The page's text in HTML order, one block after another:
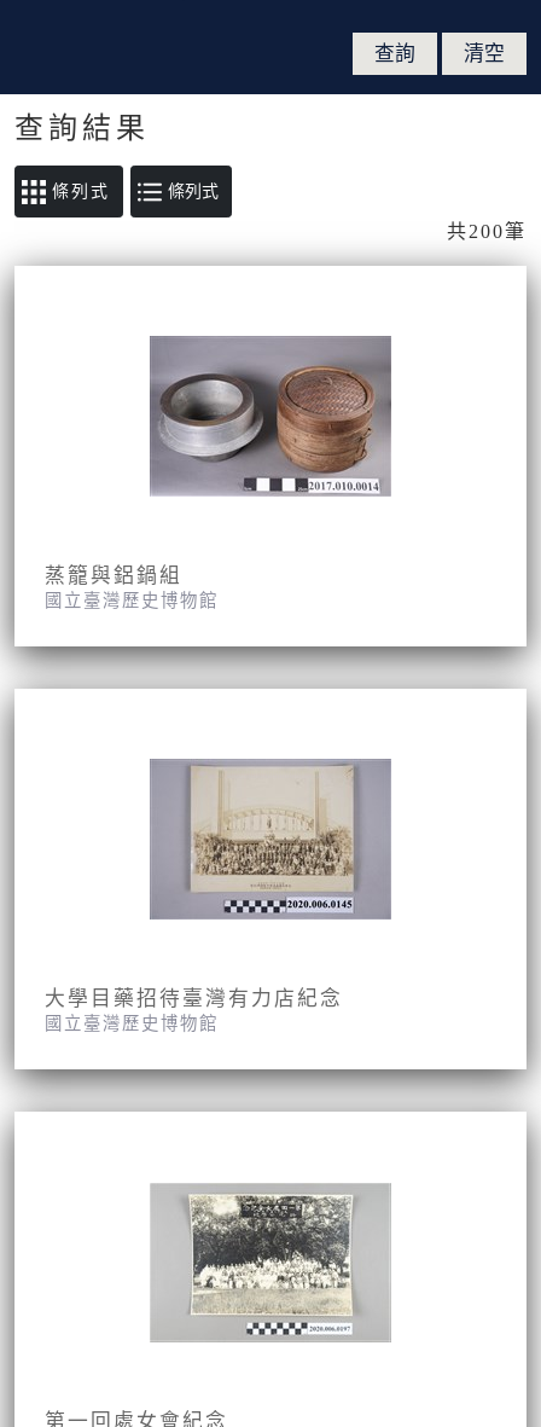
查詢結果
條列式
共200筆
蒸籠與鋁鍋組
國立臺灣歷史博物館
大學目藥招待臺灣有力店紀念
國立臺灣歷史博物館
第一回處女會紀念